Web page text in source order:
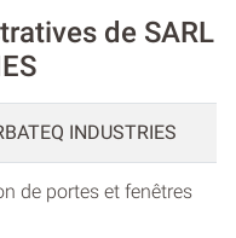
de SARL
INDUSTRIES
de portes et fenêtres